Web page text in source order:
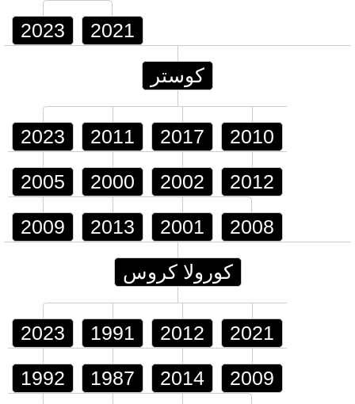
2023 2021
كوستر
2023 2011 2017 2010
2005 2000 2002 2012
2009 2013 2001 2008
كورولا كروس
2023 1991 2012 2021
1992 1987 2014 2009